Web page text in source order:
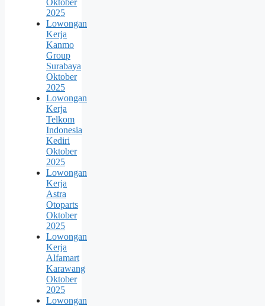
Oktober
2025
Lowongan
Kerja
Kanmo
Group
Surabaya
Oktober
2025
Lowongan
Kerja
Telkom
Indonesia
Kediri
Oktober
2025
Lowongan
Kerja
Astra
Otoparts
Oktober
2025
Lowongan
Kerja
Alfamart
Karawang
Oktober
2025
Lowongan